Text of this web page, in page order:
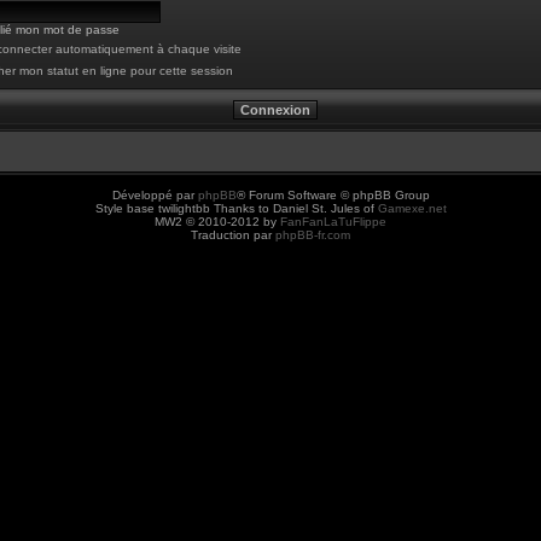
mon mot de passe
automatiquement à chaque visite
mon statut en ligne pour cette session
Développé par phpBB® Forum Software © phpBB Group
Style base twilightbb Thanks to Daniel St. Jules of Gamexe.net
MW2 © 2010-2012 by FanFanLaTuFlippe
Traduction par phpBB-fr.com